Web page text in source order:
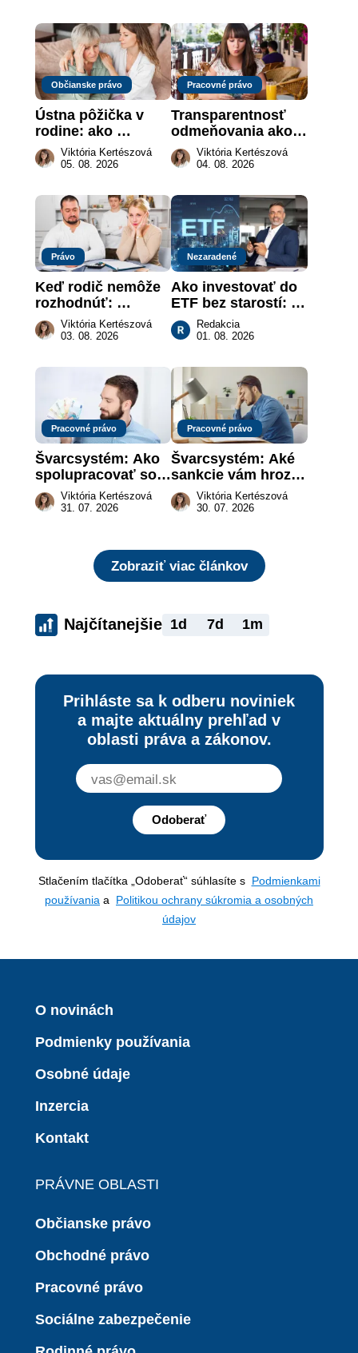
Občianske právo
Ústna pôžička v
rodine: ako
vymôcť peniaze,
keď na papieri nie
Viktória Kertészová
05. 08. 2026
Pracovné právo
Transparentnosť
odmeňovania ako
právna povinnosť:
revolúcia na
práce
Viktória Kertészová
04. 08. 2026
Právo
Keď rodič nemôže
rozhodnúť:
nahradenie prejavu
vôle súdom v
Viktória Kertészová
03. 08. 2026
Nezaradené
Ako investovať do
ETF bez starostí:
Investičné plány,
ktoré urobia prácu
Redakcia
01. 08. 2026
Pracovné právo
Švarcsystém: Ako
spolupracovať so
živnostníkom
legálne a bez
Viktória Kertészová
31. 07. 2026
Pracovné právo
Švarcsystém: Aké
sankcie vám hrozia
a prečo nestačí
zaplatiť pokutu?
Viktória Kertészová
30. 07. 2026
Zobraziť viac článkov
Najčítanejšie 1d 7d 1m
Prihláste sa k odberu noviniek
a majte aktuálny prehľad v
oblasti práva a zákonov.
Odoberať
Stlačením tlačítka „Odoberať“ súhlasíte s Podmienkami
používania a Politikou ochrany súkromia a osobných
údajov
O novinách
Podmienky používania
Osobné údaje
Inzercia
Kontakt
PRÁVNE OBLASTI
Občianske právo
Obchodné právo
Pracovné právo
Sociálne zabezpečenie